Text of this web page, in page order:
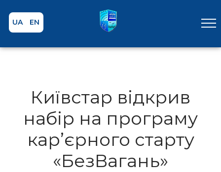
UA EN
Київстар відкрив
набір на програму
кар’єрного старту
«БезВагань»